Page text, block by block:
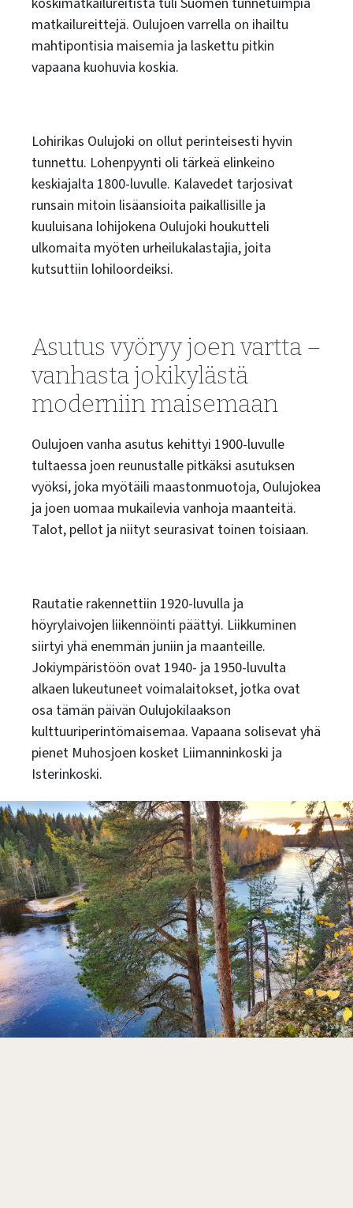
matkailureittejä. Oulujoen varrella on ihailtu
mahtipontisia maisemia ja laskettu pitkin
vapaana kuohuvia koskia.
Lohirikas Oulujoki on ollut perinteisesti hyvin
tunnettu. Lohenpyynti oli tärkeä elinkeino
keskiajalta 1800-luvulle. Kalavedet tarjosivat
runsain mitoin lisäansioita paikallisille ja
kuuluisana lohijokena Oulujoki houkutteli
ulkomaita myöten urheilukalastajia, joita
kutsuttiin lohiloordeiksi.
Asutus vyöryy joen vartta –
vanhasta jokikylästä
moderniin maisemaan
Oulujoen vanha asutus kehittyi 1900-luvulle
tultaessa joen reunustalle pitkäksi asutuksen
vyöksi, joka myötäili maastonmuotoja, Oulujokea
ja joen uomaa mukailevia vanhoja maanteitä.
Talot, pellot ja niityt seurasivat toinen toisiaan.
Rautatie rakennettiin 1920-luvulla ja
höyrylaivojen liikennöinti päättyi. Liikkuminen
siirtyi yhä enemmän juniin ja maanteille.
Jokiympäristöön ovat 1940- ja 1950-luvulta
alkaen lukeutuneet voimalaitokset, jotka ovat
osa tämän päivän Oulujokilaakson
kulttuuriperintömaisemaa. Vapaana solisevat yhä
pienet Muhosjoen kosket Liimanninkoski ja
Isterinkoski.